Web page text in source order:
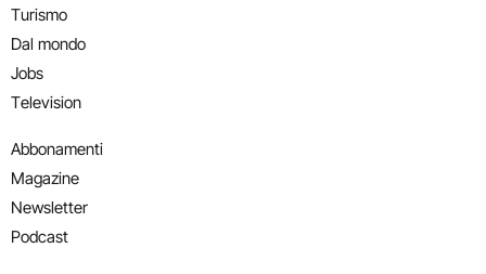
Turismo
Dal mondo
Jobs
Television
Abbonamenti
Magazine
Newsletter
Podcast